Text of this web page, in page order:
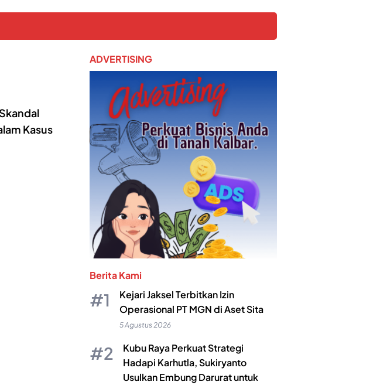
Kasus
ADVERTISING
Berita Kami
Kejari Jaksel Terbitkan Izin
Operasional PT MGN di Aset Sita
5 Agustus 2026
Kubu Raya Perkuat Strategi
Hadapi Karhutla, Sukiryanto
Usulkan Embung Darurat untuk